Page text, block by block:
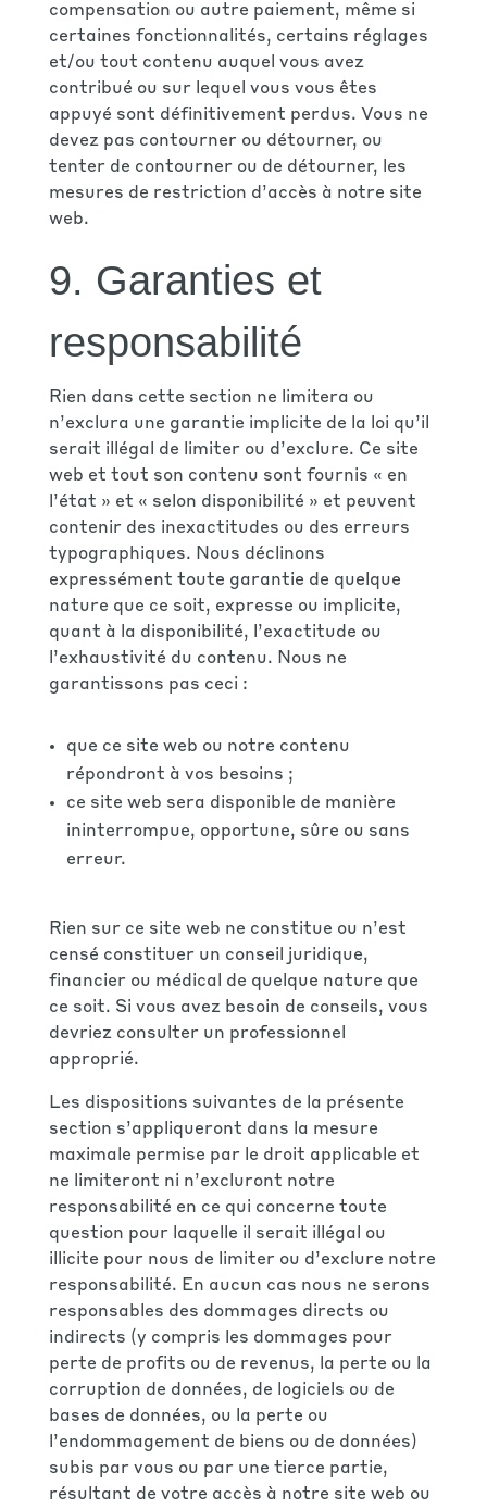
compensation ou autre paiement, même si
certaines fonctionnalités, certains réglages
et/ou tout contenu auquel vous avez
contribué ou sur lequel vous vous êtes
appuyé sont définitivement perdus. Vous ne
devez pas contourner ou détourner, ou
tenter de contourner ou de détourner, les
mesures de restriction d’accès à notre site
web.
9. Garanties et
responsabilité
Rien dans cette section ne limitera ou
n’exclura une garantie implicite de la loi qu’il
serait illégal de limiter ou d’exclure. Ce site
web et tout son contenu sont fournis « en
l’état » et « selon disponibilité » et peuvent
contenir des inexactitudes ou des erreurs
typographiques. Nous déclinons
expressément toute garantie de quelque
nature que ce soit, expresse ou implicite,
quant à la disponibilité, l’exactitude ou
l’exhaustivité du contenu. Nous ne
garantissons pas ceci :
que ce site web ou notre contenu
répondront à vos besoins ;
ce site web sera disponible de manière
ininterrompue, opportune, sûre ou sans
erreur.
Rien sur ce site web ne constitue ou n’est
censé constituer un conseil juridique,
financier ou médical de quelque nature que
ce soit. Si vous avez besoin de conseils, vous
devriez consulter un professionnel
approprié.
Les dispositions suivantes de la présente
section s’appliqueront dans la mesure
maximale permise par le droit applicable et
ne limiteront ni n’excluront notre
responsabilité en ce qui concerne toute
question pour laquelle il serait illégal ou
illicite pour nous de limiter ou d’exclure notre
responsabilité. En aucun cas nous ne serons
responsables des dommages directs ou
indirects (y compris les dommages pour
perte de profits ou de revenus, la perte ou la
corruption de données, de logiciels ou de
bases de données, ou la perte ou
l’endommagement de biens ou de données)
subis par vous ou par une tierce partie,
résultant de votre accès à notre site web ou